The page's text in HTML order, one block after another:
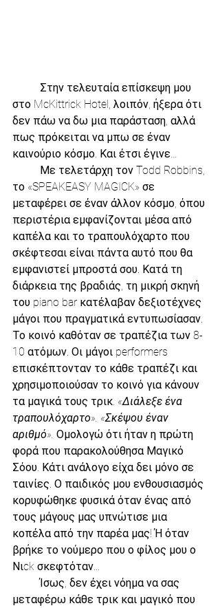
στο McKittrick Hotel, λοιπόν, ήξερα ότι
δεν πάω να δω μια παράσταση, αλλά
πως πρόκειται να μπω σε έναν
καινούριο κόσμο. Και έτσι έγινε…
το «SPEAKEASY MAGICK» σε
μεταφέρει σε έναν άλλον κόσμο, όπου
περιστέρια εμφανίζονται μέσα από
καπέλα και το τραπουλόχαρτο που
σκέφτεσαι είναι πάντα αυτό που θα
εμφανιστεί μπροστά σου. Κατά τη
διάρκεια της βραδιάς, τη μικρή σκηνή
του piano bar κατέλαβαν δεξιοτέχνες
μάγοι που πραγματικά εντυπωσίασαν.
Το κοινό καθόταν σε τραπέζια των 8-
10 ατόμων. Οι μάγοι performers
επισκέπτονταν το κάθε τραπέζι και
χρησιμοποιούσαν το κοινό για κάνουν
τα μαγικά τους τρικ. «Διάλεξε ένα
τραπουλόχαρτο». «Σκέψου έναν
αριθμό». Ομολογώ ότι ήταν η πρώτη
φορά που παρακολούθησα Μαγικό
Σόου. Κάτι ανάλογο είχα δει μόνο σε
ταινίες. Ο παιδικός μου ενθουσιασμός
κορυφώθηκε φυσικά όταν ένας από
τους μάγους μας υπνώτισε μια
κοπέλα από την παρέα μας! Ή όταν
βρήκε το νούμερο που ο φίλος μου ο
Νιck σκεφτόταν...
          Ίσως, δεν έχει νόημα να σας
μεταφέρω κάθε τρικ και μαγικό που